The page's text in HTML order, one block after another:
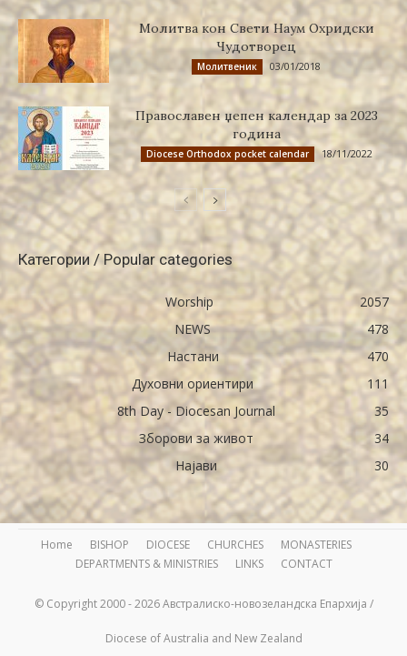
Молитва кон Свети Наум Охридски
Чудотворец
Молитвеник 03/01/2018
Православен џепен календар за 2023
година
Diocese Orthodox pocket calendar 18/11/2022
Категории / Popular categories
Worship
2057
NEWS
478
Настани
470
Духовни ориентири
111
8th Day - Diocesan Journal
35
Зборови за живот
34
Најави
30
Home BISHOP DIOCESE CHURCHES
MONASTERIES
DEPARTMENTS & MINISTRIES
LINKS CONTACT
© Copyright 2000 - 2026 Австралиско-новозеландска Епархија /
Diocese of Australia and New Zealand